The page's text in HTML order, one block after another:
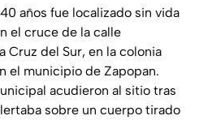
años fue localizado sin vida
el cruce de la calle
Cruz del Sur, en la colonia
el municipio de Zapopan.
acudieron al sitio tras
sobre un cuerpo tirado